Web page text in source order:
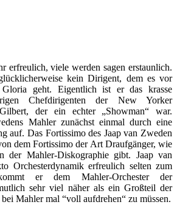
erfreulich, viele werden sagen erstaunlich.
kein Dirigent, dem es vor
geht. Eigentlich ist er das krasse
Chefdirigenten der New Yorker
der ein echter „Showman“ war.
Mahler zunächst einmal durch eine
auf. Das Fortissimo des Jaap van Zweden
dem Fortissimo der Art Draufgänger, wie
der Mahler-Diskographie gibt. Jaap van
Orchesterdynamik erfreulich selten zum
er dem Mahler-Orchester der
sehr viel näher als ein Großteil der
Mahler mal “voll aufdrehen“ zu müssen.